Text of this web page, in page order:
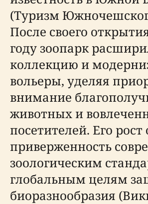
(Туризм
После своего
году зоопарк
коллекцию и
вольеры, уделяя
внимание
животных и
посетителей. Его
приверженность
зоологическим
глобальным целям
биоразнообразия